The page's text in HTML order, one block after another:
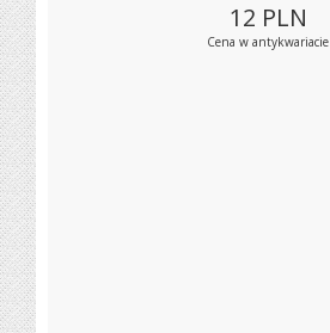
12 PLN
Cena w antykwariacie